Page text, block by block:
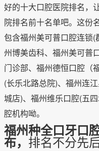
好的十大口腔医院排名，
院排名前十名单吧。这份
包含福州美可普口腔连锁
州博美齿科、福州美可普
门诊部、福州德恒口腔（
(长乐北路总院)、福州连
城店)、福州维乐口腔(五
腔机构呦。
福州种全口牙口
布， 排名不分先